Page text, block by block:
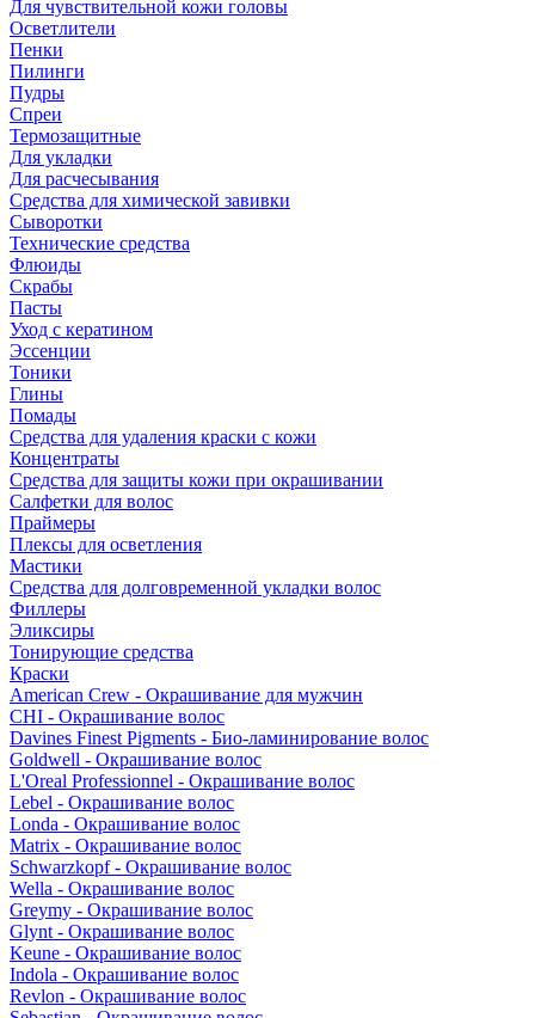
Для чувствительной кожи головы
Осветлители
Пенки
Пилинги
Пудры
Спреи
Термозащитные
Для укладки
Для расчесывания
Средства для химической завивки
Сыворотки
Технические средства
Флюиды
Скрабы
Пасты
Уход с кератином
Эссенции
Тоники
Глины
Помады
Средства для удаления краски с кожи
Концентраты
Средства для защиты кожи при окрашивании
Салфетки для волос
Праймеры
Плексы для осветления
Мастики
Средства для долговременной укладки волос
Филлеры
Эликсиры
Тонирующие средства
Краски
American Crew - Окрашивание для мужчин
CHI - Окрашивание волос
Davines Finest Pigments - Био-ламинирование волос
Goldwell - Окрашивание волос
L'Oreal Professionnel - Окрашивание волос
Lebel - Окрашивание волос
Londa - Окрашивание волос
Matrix - Окрашивание волос
Schwarzkopf - Окрашивание волос
Wella - Окрашивание волос
Greymy - Окрашивание волос
Glynt - Окрашивание волос
Keune - Окрашивание волос
Indola - Окрашивание волос
Revlon - Окрашивание волос